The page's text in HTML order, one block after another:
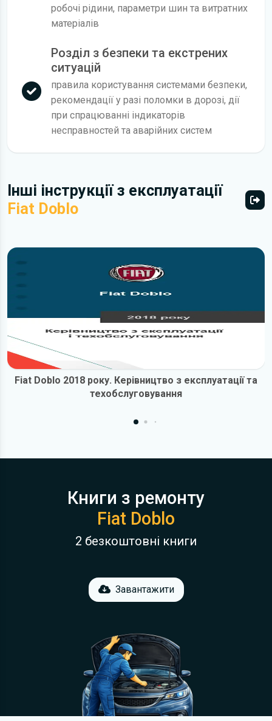
робочі рідини, параметри шин та витратних
матеріалів
Розділ з безпеки та екстрених
ситуацій
правила користування системами безпеки,
рекомендації у разі поломки в дорозі, дії
при спрацюванні індикаторів
несправностей та аварійних систем
Інші інструкції з експлуатації
Fiat Doblo
Всі
Fiat Doblo 2018 року. Керівництво з експлуатації та
техобслуговування
Книги з ремонту
Fiat Doblo
2 безкоштовні книги
Завантажити